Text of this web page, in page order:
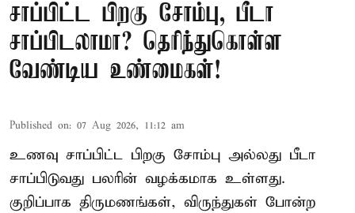
சாப்பிட்ட பிறகு சோம்பு, பீடா
சாப்பிடலாமா? தெரிந்துகொள்ள
வேண்டிய உண்மைகள்!
Published on: 07 Aug 2026, 11:12 am
உணவு சாப்பிட்ட பிறகு சோம்பு அல்லது பீடா
சாப்பிடுவது பலரின் வழக்கமாக உள்ளது.
குறிப்பாக திருமணங்கள், விருந்துகள் போன்ற